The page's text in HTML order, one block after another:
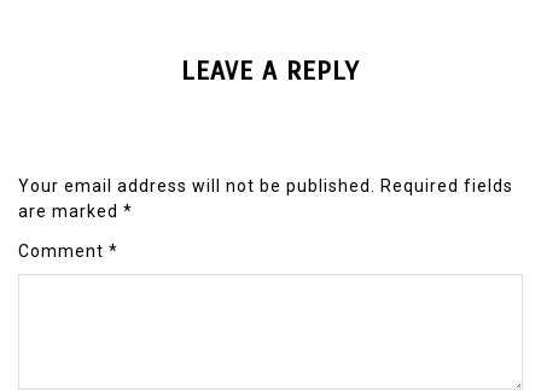
LEAVE A REPLY
Your email address will not be published.
Required fields
are marked *
Comment *